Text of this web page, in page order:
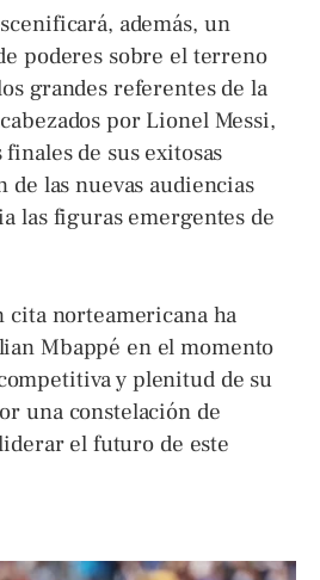
además, un
poderes sobre el terreno
grandes referentes de la
por Lionel Messi,
de sus exitosas
de las nuevas audiencias
las figuras emergentes de
cita norteamericana ha
Mbappé en el momento
y plenitud de su
una constelación de
el futuro de este